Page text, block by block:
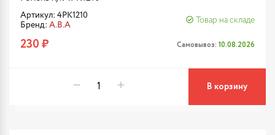
Артикул: 4PK1210
Бренд: A.B.A
Товар на складе
230 ₽ Самовывоз: 10.08.2026
В корзину